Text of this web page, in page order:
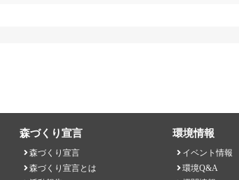
森づくり宣言
森づくり宣言
森づくり宣言とは
環境情報
イベント情報
環境Q&A